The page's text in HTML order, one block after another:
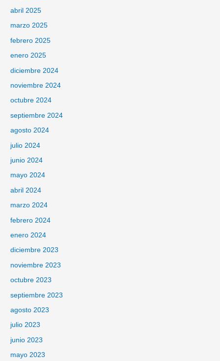
abril 2025
marzo 2025
febrero 2025
enero 2025
diciembre 2024
noviembre 2024
octubre 2024
septiembre 2024
agosto 2024
julio 2024
junio 2024
mayo 2024
abril 2024
marzo 2024
febrero 2024
enero 2024
diciembre 2023
noviembre 2023
octubre 2023
septiembre 2023
agosto 2023
julio 2023
junio 2023
mayo 2023